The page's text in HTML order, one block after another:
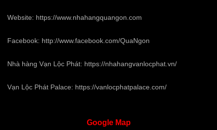
Website: https://www.nhahangquangon.com
Facebook: http://www.facebook.com/QuaNgon
Nhà hàng Vạn Lộc Phát: https://nhahangvanlocphat.vn/
Vạn Lộc Phát Palace: https://vanlocphatpalace.com/
GoogleMap